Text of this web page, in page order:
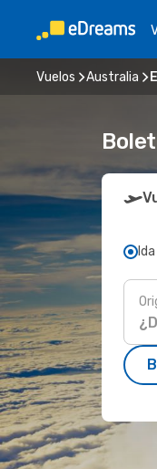
Vuelos Australia